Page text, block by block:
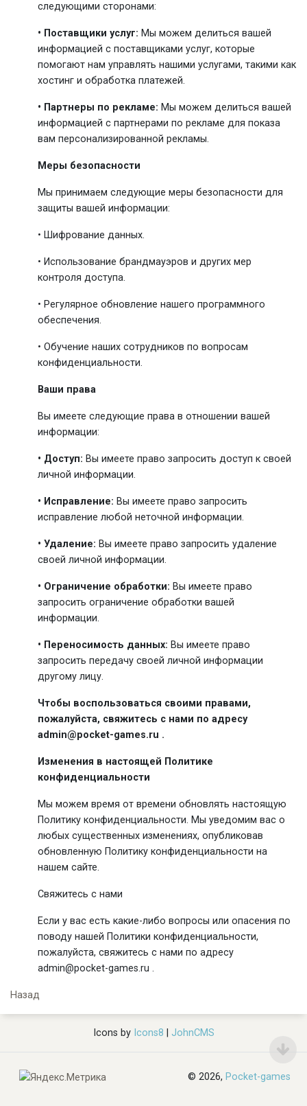
следующими сторонами:
• Поставщики услуг: Мы можем делиться вашей
информацией с поставщиками услуг, которые
помогают нам управлять нашими услугами, такими как
хостинг и обработка платежей.
• Партнеры по рекламе: Мы можем делиться вашей
информацией с партнерами по рекламе для показа
вам персонализированной рекламы.
Меры безопасности
Мы принимаем следующие меры безопасности для
защиты вашей информации:
• Шифрование данных.
• Использование брандмауэров и других мер
контроля доступа.
• Регулярное обновление нашего программного
обеспечения.
• Обучение наших сотрудников по вопросам
конфиденциальности.
Ваши права
Вы имеете следующие права в отношении вашей
информации:
• Доступ: Вы имеете право запросить доступ к своей
личной информации.
• Исправление: Вы имеете право запросить
исправление любой неточной информации.
• Удаление: Вы имеете право запросить удаление
своей личной информации.
• Ограничение обработки: Вы имеете право
запросить ограничение обработки вашей
информации.
• Переносимость данных: Вы имеете право
запросить передачу своей личной информации
другому лицу.
Чтобы воспользоваться своими правами,
пожалуйста, свяжитесь с нами по адресу
admin@pocket-games.ru .
Изменения в настоящей Политике
конфиденциальности
Мы можем время от времени обновлять настоящую
Политику конфиденциальности. Мы уведомим вас о
любых существенных изменениях, опубликовав
обновленную Политику конфиденциальности на
нашем сайте.
Свяжитесь с нами
Если у вас есть какие-либо вопросы или опасения по
поводу нашей Политики конфиденциальности,
пожалуйста, свяжитесь с нами по адресу
admin@pocket-games.ru .
Назад
Icons byIcons8 JohnCMS
© 2026, Pocket-games